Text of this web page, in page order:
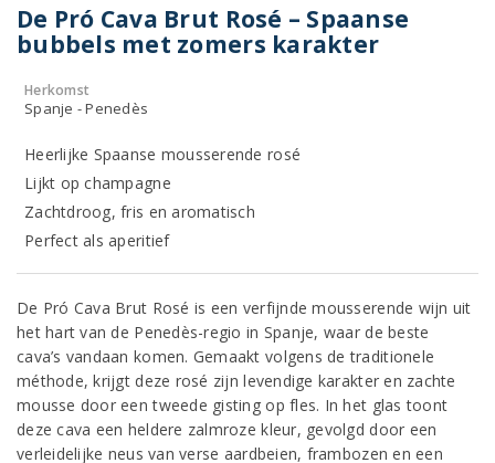
De Pró Cava Brut Rosé – Spaanse
bubbels met zomers karakter
Herkomst
Spanje - Penedès
Heerlijke Spaanse mousserende rosé
Lijkt op champagne
Zachtdroog, fris en aromatisch
Perfect als aperitief
De Pró Cava Brut Rosé is een verfijnde mousserende wijn uit
het hart van de Penedès-regio in Spanje, waar de beste
cava’s vandaan komen. Gemaakt volgens de traditionele
méthode, krijgt deze rosé zijn levendige karakter en zachte
mousse door een tweede gisting op fles. In het glas toont
deze cava een heldere zalmroze kleur, gevolgd door een
verleidelijke neus van verse aardbeien, frambozen en een